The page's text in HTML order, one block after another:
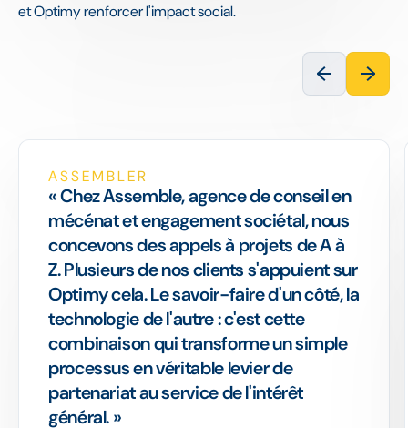
et Optimy renforcer l'impact social.
ASSEMBLER
« Chez Assemble, agence de conseil en
mécénat et engagement sociétal, nous
concevons des appels à projets de A à
Z. Plusieurs de nos clients s'appuient sur
Optimy cela. Le savoir-faire d'un côté, la
technologie de l'autre : c'est cette
combinaison qui transforme un simple
processus en véritable levier de
partenariat au service de l'intérêt
général. »